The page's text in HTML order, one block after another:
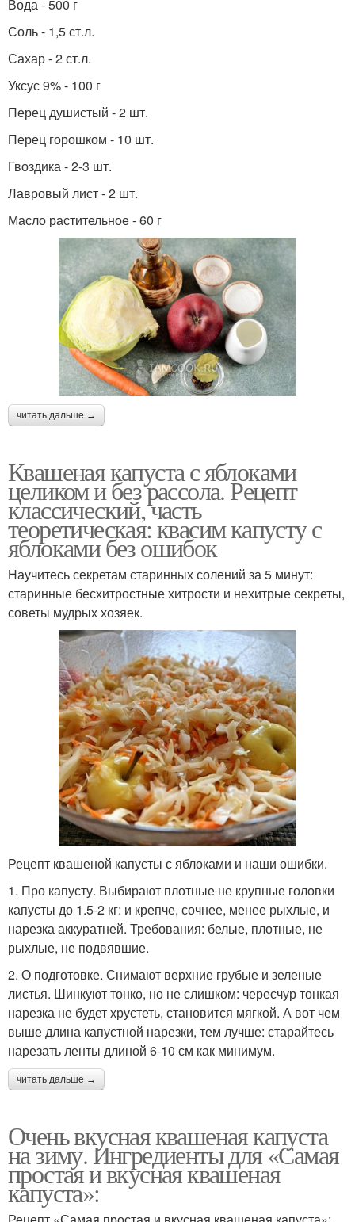
Вода - 500 г
Соль - 1,5 ст.л.
Сахар - 2 ст.л.
Уксус 9% - 100 г
Перец душистый - 2 шт.
Перец горошком - 10 шт.
Гвоздика - 2-3 шт.
Лавровый лист - 2 шт.
Масло растительное - 60 г
читать дальше →
Квашеная капуста с яблоками
целиком и без рассола. Рецепт
классический, часть
теоретическая: квасим капусту с
яблоками без ошибок
Научитесь секретам старинных солений за 5 минут:
старинные бесхитростные хитрости и нехитрые секреты,
советы мудрых хозяек.
Рецепт квашеной капусты с яблоками и наши ошибки.
1. Про капусту. Выбирают плотные не крупные головки
капусты до 1.5-2 кг: и крепче, сочнее, менее рыхлые, и
нарезка аккуратней. Требования: белые, плотные, не
рыхлые, не подвявшие.
2. О подготовке. Снимают верхние грубые и зеленые
листья. Шинкуют тонко, но не слишком: чересчур тонкая
нарезка не будет хрустеть, становится мягкой. А вот чем
выше длина капустной нарезки, тем лучше: старайтесь
нарезать ленты длиной 6-10 см как минимум.
читать дальше →
Очень вкусная квашеная капуста
на зиму. Ингредиенты для «Самая
простая и вкусная квашеная
капуста»: